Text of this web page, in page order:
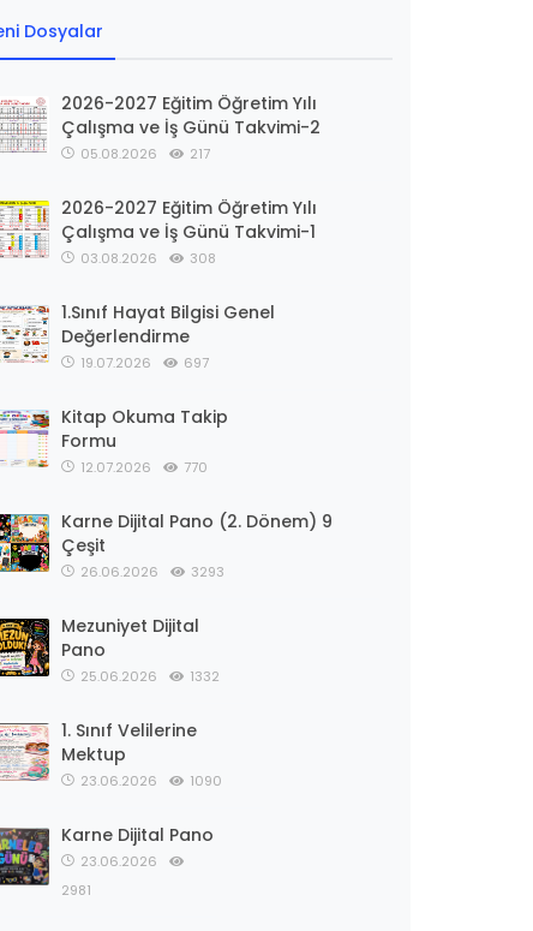
Dosyalar
2026-2027 Eğitim Öğretim Yılı
Çalışma ve İş Günü Takvimi-2
05.08.2026 217
2026-2027 Eğitim Öğretim Yılı
Çalışma ve İş Günü Takvimi-1
03.08.2026 308
1.Sınıf Hayat Bilgisi Genel
Değerlendirme
19.07.2026 697
Kitap Okuma Takip
Formu
12.07.2026 770
Karne Dijital Pano (2. Dönem) 9
Çeşit
26.06.2026 3293
Mezuniyet Dijital
Pano
25.06.2026 1332
1. Sınıf Velilerine
Mektup
23.06.2026 1090
Karne Dijital Pano
23.06.2026
2981